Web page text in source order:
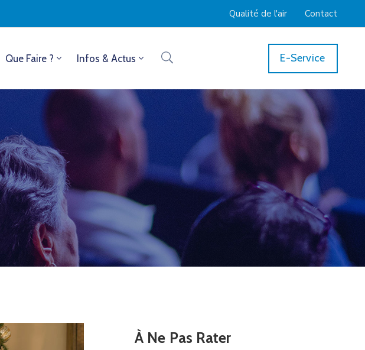
Qualité de l'air Contact
Que Faire ? Infos & Actus E-Service
À Ne Pas Rater